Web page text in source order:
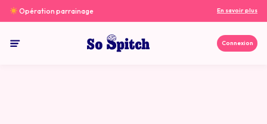
Opération parrainage En savoir plus
So spitch Connexion